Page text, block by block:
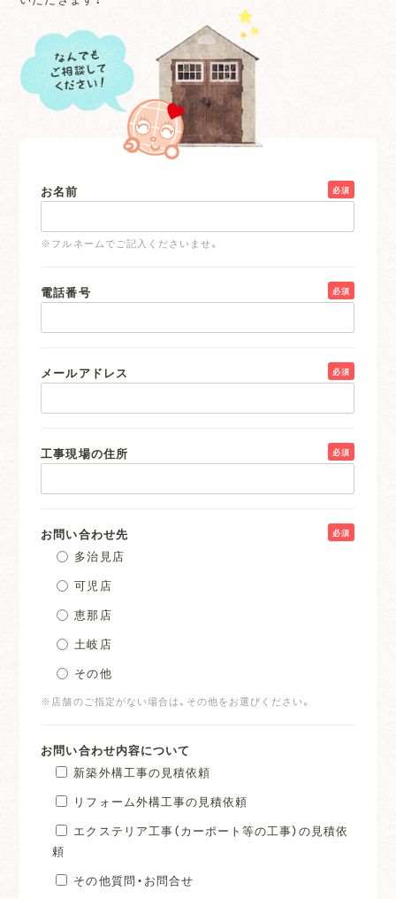
お名前 必須
※フルネームでご記入くださいませ。
電話番号 必須
メールアドレス 必須
工事現場の住所 必須
お問い合わせ先 必須
多治見店
可児店
恵那店
土岐店
その他
※店舗のご指定がない場合は、その他をお選びください。
お問い合わせ内容について
新築外構工事の見積依頼
リフォーム外構工事の見積依頼
エクステリア工事（カーポート等の工事）の見積依
頼
その他質問・お問合せ